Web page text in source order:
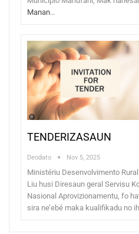
Manan…
TENDERIZASAUN
Deodato Nov 5, 2025
Ministériu Desenvolvimento
Liu husi Diresaun geral Servisu
Nasional Aprovizionamentu, fo
sira ne’ebé maka kualifikadu no